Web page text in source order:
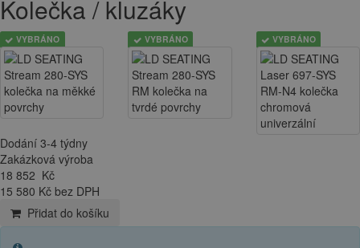
Kolečka / kluzáky
VYBRÁNO VYBRÁNO VYBRÁNO
Dodání 3-4 týdny
Zakázková výroba
18 852 Kč
15 580 Kč bez DPH
Přidat do košíku